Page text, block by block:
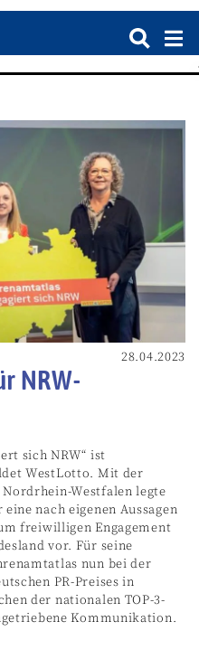
28.04.2023
NRW-
sich NRW“ ist
WestLotto. Mit der
Westfalen legte
nach eigenen Aussagen
freiwilligen Engagement
vor. Für seine
nun bei der
PR-Preises in
der nationalen TOP-3-
Kommunikation.